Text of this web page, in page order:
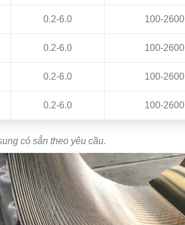
0.2-6.0 100-2600
0.2-6.0 100-2600
0.2-6.0 100-2600
0.2-6.0 100-2600
có sẵn theo yêu cầu.